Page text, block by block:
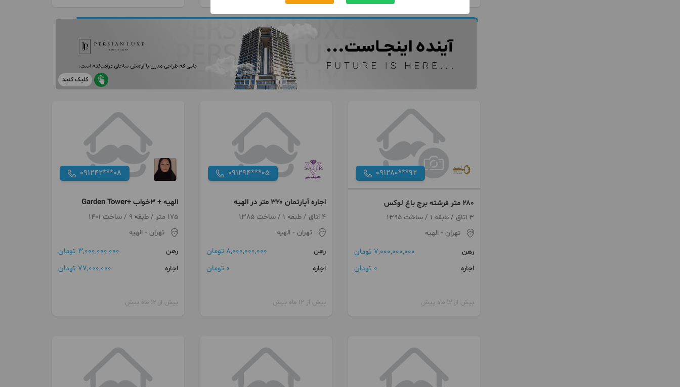
کلیک کنید
091280***92
۲۸۰ متر فرشته برج باغ لوکس
3 اتاق / طبقه 1 / ساخت 1395
تهران - الهیه
رهن
7,000,000,000 تومان
اجاره 0 تومان
بیش از 12 ماه پیش
091294***05
اجاره آپارتمان ۳۲۰ متر در الهیه
4 اتاق / طبقه 1 / ساخت 1385
تهران- الهیه
رهن
8,000,000,000 تومان
اجاره 0 تومان
بیش از 12 ماه پیش
091242***08
الهیه + ۳خواب +Garden Tower
175 متر / طبقه 9 / ساخت 1401
تهران - الهیه
رهن
3,000,000,000 تومان
اجاره 77,000,000 تومان
بیش از 12 ماه پیش